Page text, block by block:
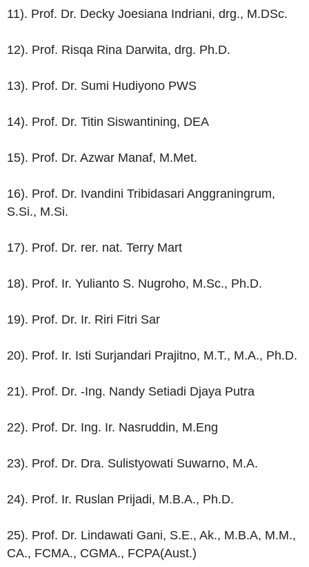
11). Prof. Dr. Decky Joesiana Indriani, drg., M.DSc.
12). Prof. Risqa Rina Darwita, drg. Ph.D.
13). Prof. Dr. Sumi Hudiyono PWS
14). Prof. Dr. Titin Siswantining, DEA
15). Prof. Dr. Azwar Manaf, M.Met.
16). Prof. Dr. Ivandini Tribidasari Anggraningrum,
S.Si., M.Si.
17). Prof. Dr. rer. nat. Terry Mart
18). Prof. Ir. Yulianto S. Nugroho, M.Sc., Ph.D.
19). Prof. Dr. Ir. Riri Fitri Sar
20). Prof. Ir. Isti Surjandari Prajitno, M.T., M.A., Ph.D.
21). Prof. Dr. -Ing. Nandy Setiadi Djaya Putra
22). Prof. Dr. Ing. Ir. Nasruddin, M.Eng
23). Prof. Dr. Dra. Sulistyowati Suwarno, M.A.
24). Prof. Ir. Ruslan Prijadi, M.B.A., Ph.D.
25). Prof. Dr. Lindawati Gani, S.E., Ak., M.B.A, M.M.,
CA., FCMA., CGMA., FCPA(Aust.)